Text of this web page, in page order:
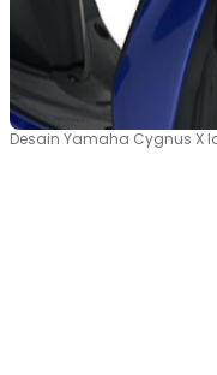
Desain Yamaha Cygnus